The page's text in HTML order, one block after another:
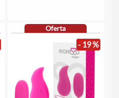
Oferta
- 19 %